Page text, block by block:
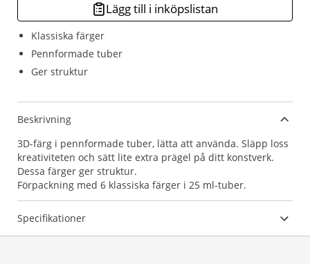
Klassiska färger
Pennformade tuber
Ger struktur
Lägg till i inköpslistan
Beskrivning
3D-färg i pennformade tuber, lätta att använda. Släpp loss
kreativiteten och sätt lite extra prägel på ditt konstverk.
Dessa färger ger struktur.
Förpackning med 6 klassiska färger i 25 ml-tuber.
Specifikationer